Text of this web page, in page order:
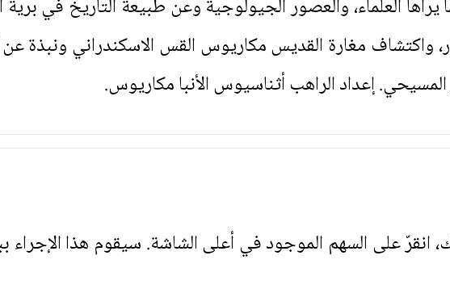
العلماء، والعصور الجيولوجية وعن طبيعة التاريخ في برية
مغارة القديس مكاريوس القس الاسكندراني ونبذة عن
إعداد الراهب أثناسيوس الأنبا مكاريوس.
انقرّ على السهم الموجود في أعلى الشاشة. سيقوم هذا